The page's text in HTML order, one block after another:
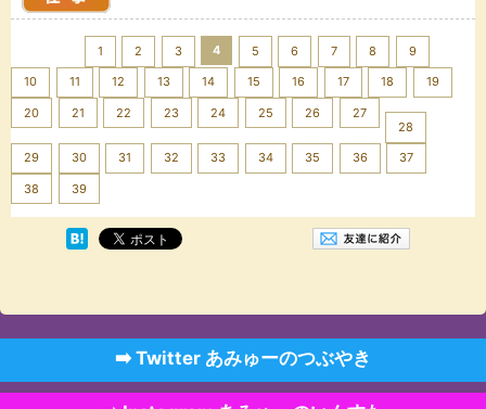
1 2 3 4 5 6 7 8 9
10 11 12 13 14 15 16 17 18 19
20 21 22 23 24 25 26
27
28
29 30 31 32 33 34 35 36 37
38 39
➡️ Twitter あみゅーのつぶやき